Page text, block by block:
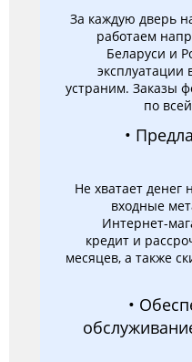
За каждую дверь
работаем
Беларуси и
устраним. Заказы
по
•
Не хватает
входные
Интернет-
кредит и
месяцев, а также
•